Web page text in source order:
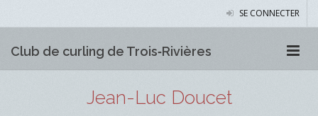
SE CONNECTER
Club de curling de Trois‑Rivières
Jean-Luc Doucet